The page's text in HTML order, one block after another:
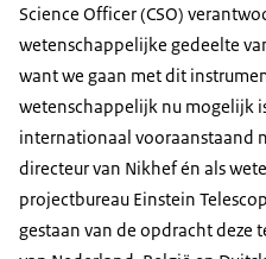
Science Officer (CSO)
wetenschappelijke gedeelte
want we gaan met dit
wetenschappelijk nu mogelijk
internationaal vooraanstaand
directeur van Nikhef én als
projectbureau Einstein
gestaan van de opdracht deze